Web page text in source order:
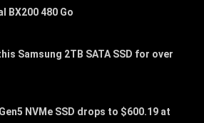
BX200 480 Go
Samsung 2TB SATA SSD for over
NVMe SSD drops to $600.19 at